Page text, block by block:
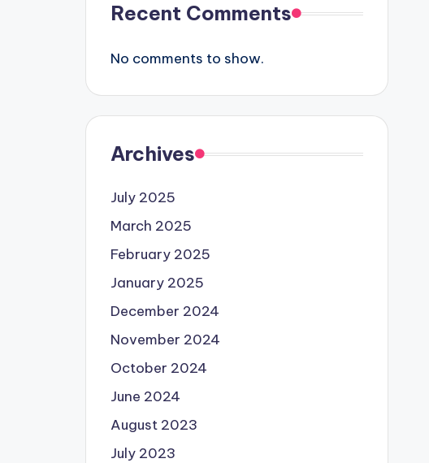
Recent Comments
No comments to show.
Archives
July 2025
March 2025
February 2025
January 2025
December 2024
November 2024
October 2024
June 2024
August 2023
July 2023